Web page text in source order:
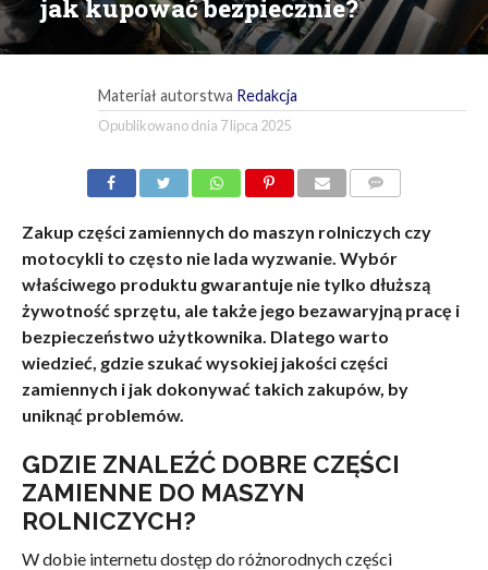
jak kupować bezpiecznie?
Materiał autorstwa Redakcja
Opublikowano dnia 7 lipca 2025
Zakup części zamiennych do maszyn rolniczych czy
motocykli to często nie lada wyzwanie. Wybór
właściwego produktu gwarantuje nie tylko dłuższą
żywotność sprzętu, ale także jego bezawaryjną pracę i
bezpieczeństwo użytkownika. Dlatego warto
wiedzieć, gdzie szukać wysokiej jakości części
zamiennych i jak dokonywać takich zakupów, by
uniknąć problemów.
GDZIE ZNALEŹĆ DOBRE CZĘŚCI
ZAMIENNE DO MASZYN
ROLNICZYCH?
W dobie internetu dostęp do różnorodnych części